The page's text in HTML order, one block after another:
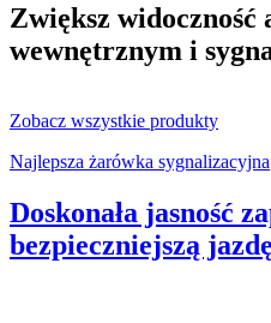
Zwiększ
wewnętrznym i
Zobacz wszystkie produkty
Najlepsza żarówka sygnalizacyjna
Doskonała jasność
bezpieczniejszą jazdę